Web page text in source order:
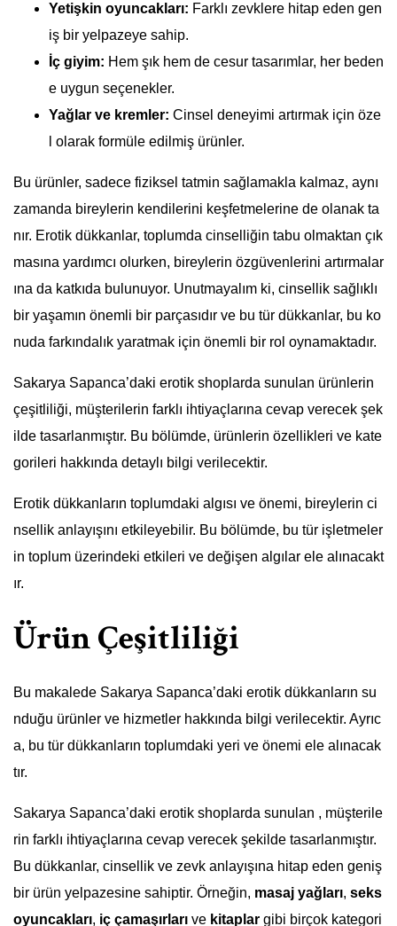
Yetişkin oyuncakları: Farklı zevklere hitap eden gen
iş bir yelpazeye sahip.
İç giyim: Hem şık hem de cesur tasarımlar, her beden
e uygun seçenekler.
Yağlar ve kremler: Cinsel deneyimi artırmak için öze
l olarak formüle edilmiş ürünler.
Bu ürünler, sadece fiziksel tatmin sağlamakla kalmaz, aynı
zamanda bireylerin kendilerini keşfetmelerine de olanak ta
nır. Erotik dükkanlar, toplumda cinselliğin tabu olmaktan çık
masına yardımcı olurken, bireylerin özgüvenlerini artırmalar
ına da katkıda bulunuyor. Unutmayalım ki, cinsellik sağlıklı
bir yaşamın önemli bir parçasıdır ve bu tür dükkanlar, bu ko
nuda farkındalık yaratmak için önemli bir rol oynamaktadır.
Sakarya Sapanca’daki erotik shoplarda sunulan ürünlerin
çeşitliliği, müşterilerin farklı ihtiyaçlarına cevap verecek şek
ilde tasarlanmıştır. Bu bölümde, ürünlerin özellikleri ve kate
gorileri hakkında detaylı bilgi verilecektir.
Erotik dükkanların toplumdaki algısı ve önemi, bireylerin ci
nsellik anlayışını etkileyebilir. Bu bölümde, bu tür işletmeler
in toplum üzerindeki etkileri ve değişen algılar ele alınacakt
ır.
Ürün Çeşitliliği
Bu makalede Sakarya Sapanca’daki erotik dükkanların su
nduğu ürünler ve hizmetler hakkında bilgi verilecektir. Ayrıc
a, bu tür dükkanların toplumdaki yeri ve önemi ele alınacak
tır.
Sakarya Sapanca’daki erotik shoplarda sunulan , müşterile
rin farklı ihtiyaçlarına cevap verecek şekilde tasarlanmıştır.
Bu dükkanlar, cinsellik ve zevk anlayışına hitap eden geniş
bir ürün yelpazesine sahiptir. Örneğin, masaj yağları, seks
oyuncakları, iç çamaşırları ve kitaplar gibi birçok kategori